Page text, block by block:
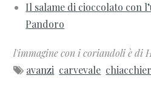
Il salame di cioccolato con
Pandoro
l'immagine con i coriandoli è di
avanzi carvevale